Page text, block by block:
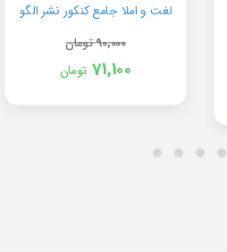
لغت و املا جامع کنکور نشر الگو
90,000تومان
71,100 تومان